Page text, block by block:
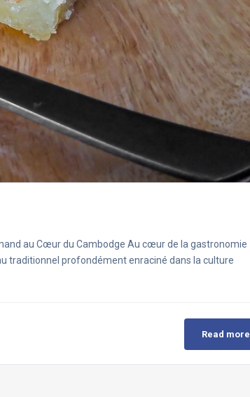
au Cœur du Cambodge Au cœur de la gastronomie
traditionnel profondément enraciné dans la culture
Read more